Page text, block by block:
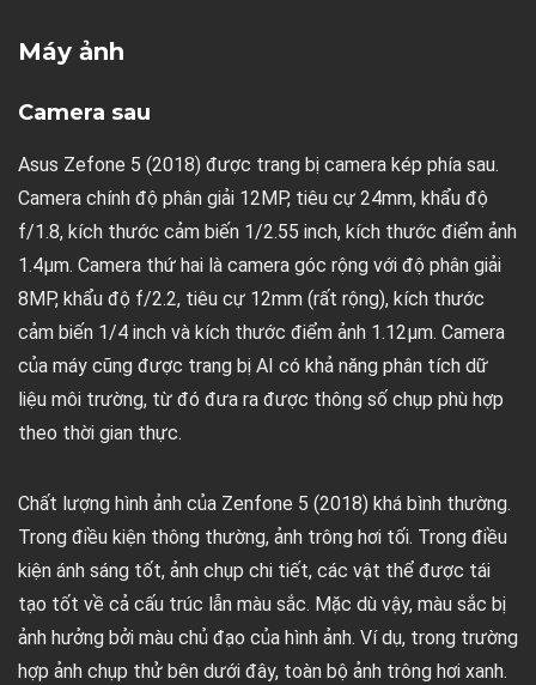
Máy ảnh
Camera sau
Asus Zefone 5 (2018) được trang bị camera kép phía sau.
Camera chính độ phân giải 12MP, tiêu cự 24mm, khẩu độ
f/1.8, kích thước cảm biến 1/2.55 inch, kích thước điểm ảnh
1.4µm. Camera thứ hai là camera góc rộng với độ phân giải
8MP, khẩu độ f/2.2, tiêu cự 12mm (rất rộng), kích thước
cảm biến 1/4 inch và kích thước điểm ảnh 1.12µm. Camera
của máy cũng được trang bị AI có khả năng phân tích dữ
liệu môi trường, từ đó đưa ra được thông số chụp phù hợp
theo thời gian thực.
Chất lượng hình ảnh của Zenfone 5 (2018) khá bình thường.
Trong điều kiện thông thường, ảnh trông hơi tối. Trong điều
kiện ánh sáng tốt, ảnh chụp chi tiết, các vật thể được tái
tạo tốt về cả cấu trúc lẫn màu sắc. Mặc dù vậy, màu sắc bị
ảnh hưởng bởi màu chủ đạo của hình ảnh. Ví dụ, trong trường
hợp ảnh chụp thử bên dưới đây, toàn bộ ảnh trông hơi xanh.